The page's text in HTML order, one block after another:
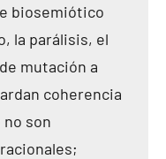
biosemiótico
la parálisis, el
mutación a
coherencia
son